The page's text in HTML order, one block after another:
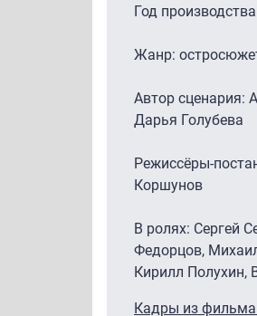
Год
Жанр:
Автор сценария:
Дарья Голубева
Режиссёры-
Коршунов
В ролях: Сергей
Федорцов,
Кирилл Полухин,
Кадры из фильма